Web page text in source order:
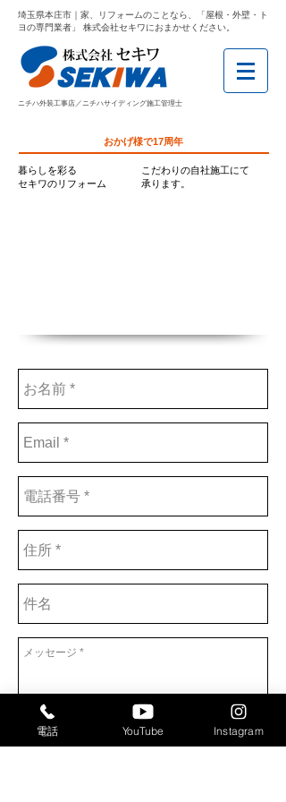
埼玉県本庄市｜家、リフォームのことなら、「屋根・外壁・ト
ヨの専門業者」 株式会社セキワにおまかせください。
ニチハ外装工事店／ニチハサイディング施工管理士
おかげ様で17周年
暮らしを彩る
セキワのリフォーム
こだわりの自社施工にて
承ります。
電話 YouTube Instagram